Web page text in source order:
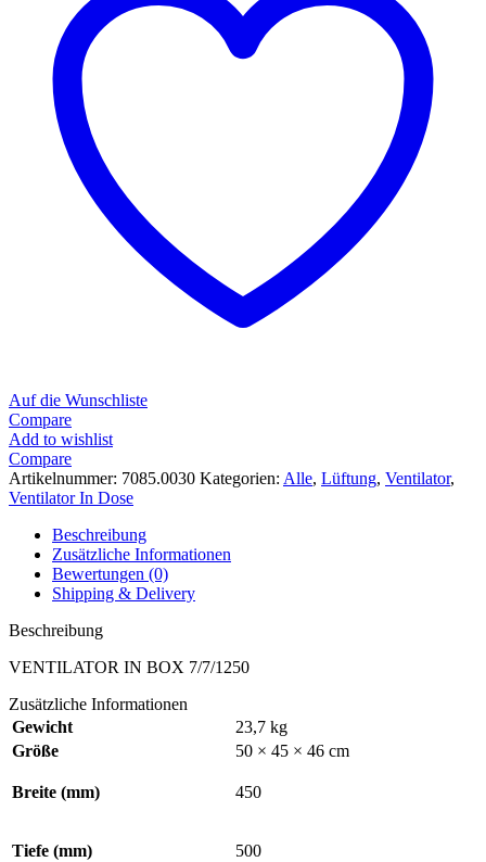
Auf die Wunschliste
Compare
Add to wishlist
Compare
Artikelnummer: 7085.0030 Kategorien: Alle, Lüftung, Ventilator,
Ventilator In Dose
Beschreibung
Zusätzliche Informationen
Bewertungen (0)
Shipping & Delivery
Beschreibung
VENTILATOR IN BOX 7/7/1250
Zusätzliche Informationen
Gewicht
23,7 kg
Größe
50 × 45 × 46 cm
Breite (mm) 450
Tiefe (mm) 500